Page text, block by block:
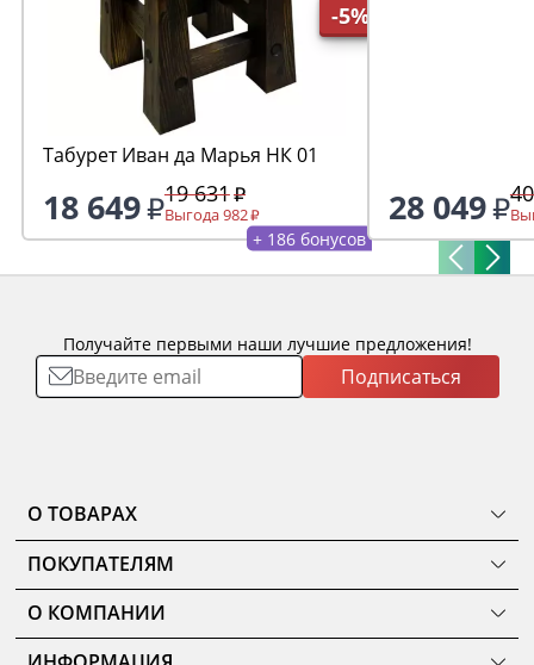
-5%
Табурет Иван да Марья НК 01
18 649 19 631
Выгода 982
+ 186 бонусов
28 049
Получайте первыми наши лучшие предложения!
Подписаться
О ТОВАРАХ
ТОВАРЫ
КОМНАТЫ
КОЛЛЕКЦИИ
НОВИНКИ
РАСПРОДАЖА
ПОКУПАТЕЛЯМ
Как сделать заказ
Оплата
О ценах и скидках
О КОМПАНИИ
Наши салоны